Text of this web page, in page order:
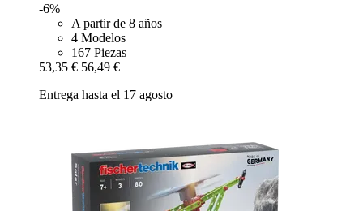
-6%
A partir de 8 años
4 Modelos
167 Piezas
53,35 € 56,49 €
Entrega hasta el 17 agosto